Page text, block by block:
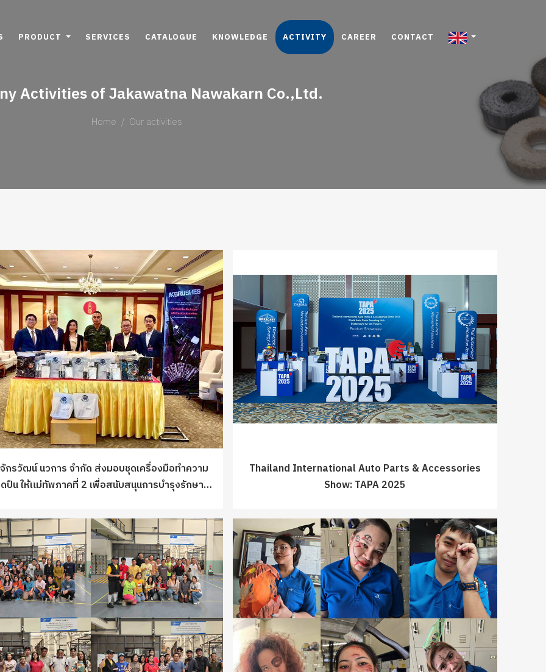
PRODUCT SERVICES CATALOGUE KNOWLEDGE ACTIVITY CAREER CONTACT
Activities of Jakawatna Nawakarn Co.,Ltd.
Home Our activities
กรวัฒน์ นวการ จำกัด ส่งมอบชุดเครื่องมือทำความ
ปืน ให้แม่ทัพภาคที่ 2 เพื่อสนับสนุนการบำรุงรักษา
Thailand International Auto Parts & Accessories
Show: TAPA 2025